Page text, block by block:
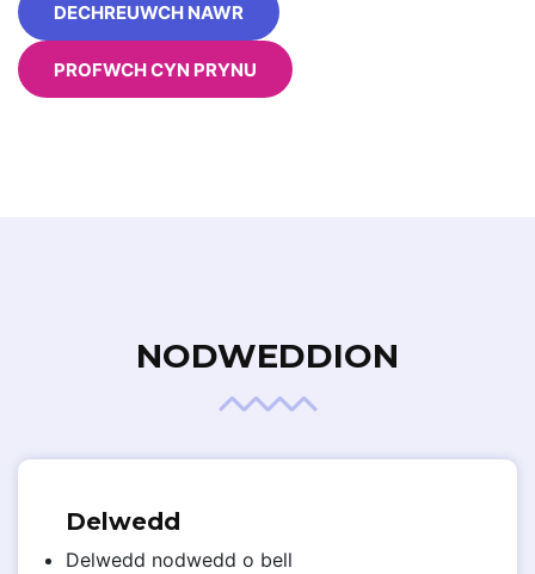
DECHREUWCH NAWR
PROFWCH CYN PRYNU
NODWEDDION
Delwedd
Delwedd nodwedd o bell